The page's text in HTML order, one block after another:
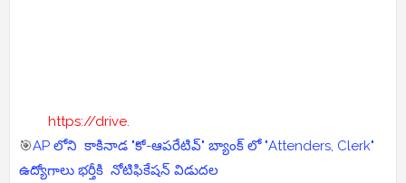
https://drive.
🎯AP లోని కాకినాడ "కో-ఆపరేటివ్" బ్యాంక్ లో "Attenders, Clerk"
ఉద్యోగాలు భర్తీకి నోటిఫికేషన్ విడుదల